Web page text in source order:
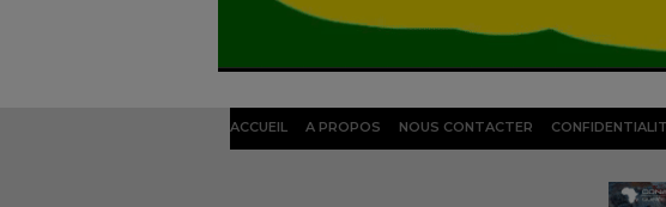
ACCUEIL A PROPOS NOUS CONTACTER